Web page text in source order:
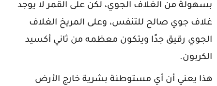
بسهولة من الغلاف الجوي، لكن على القمر لا يوجد
غلاف جوي صالح للتنفس، وعلى المريخ الغلاف
الجوي رقيق جدًا ويتكون معظمه من ثاني أكسيد
الكربون.
هذا يعني أن أي مستوطنة بشرية خارج الأرض